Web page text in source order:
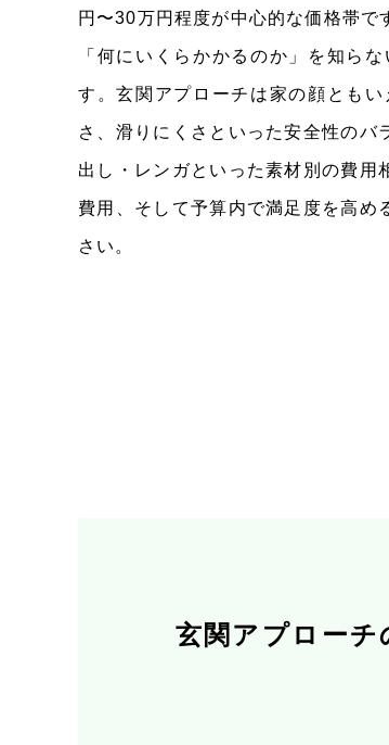
円〜30万円程度が中心的な価格帯で
「何にいくらかかるのか」を知ら
す。玄関アプローチは家の顔とも
さ、滑りにくさといった安全性のバ
出し・レンガといった素材別の費用
費用、そして予算内で満足度を高め
さい。
玄関アプローチ